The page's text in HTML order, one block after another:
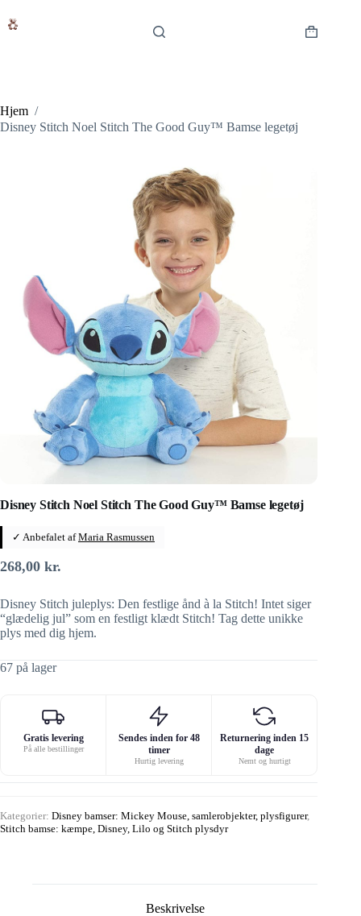
Hjem /
Disney Stitch Noel Stitch The Good Guy™ Bamse legetøj
Disney Stitch Noel Stitch The Good Guy™ Bamse legetøj
✓ Anbefalet afMaria Rasmussen
268,00 kr.
Disney Stitch juleplys: Den festlige ånd à la Stitch! Intet siger
“glædelig jul” som en festligt klædt Stitch! Tag dette unikke
plys med dig hjem.
67 på lager
Gratis levering
På alle bestillinger
Sendes inden for 48
timer
Hurtig levering
Returnering inden 15
dage
Nemt og hurtigt
Kategorier: Disney bamser: Mickey Mouse, samlerobjekter, plysfigurer,
Stitch bamse: kæmpe, Disney, Lilo og Stitch plysdyr
Beskrivelse